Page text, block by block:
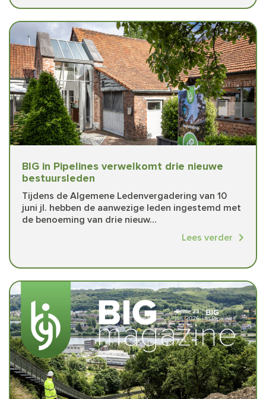
BIG in Pipelines verwelkomt drie nieuwe
bestuursleden
Tijdens de Algemene Ledenvergadering van 10
juni jl. hebben de aanwezige leden ingestemd met
de benoeming van drie nieuw...
Lees verder